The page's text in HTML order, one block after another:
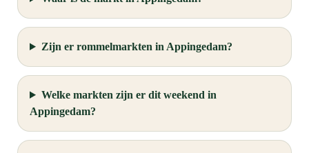
Zijn er rommelmarkten in Appingedam?
Welke markten zijn er dit weekend in
Appingedam?